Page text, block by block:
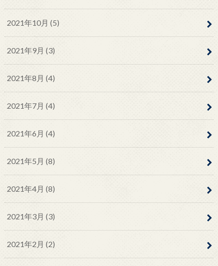
2021年10月 (5)
2021年9月 (3)
2021年8月 (4)
2021年7月 (4)
2021年6月 (4)
2021年5月 (8)
2021年4月 (8)
2021年3月 (3)
2021年2月 (2)